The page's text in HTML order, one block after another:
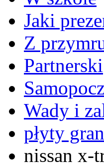
Jaki
Z
Partnerski
Wady i
płyty
nissan x-